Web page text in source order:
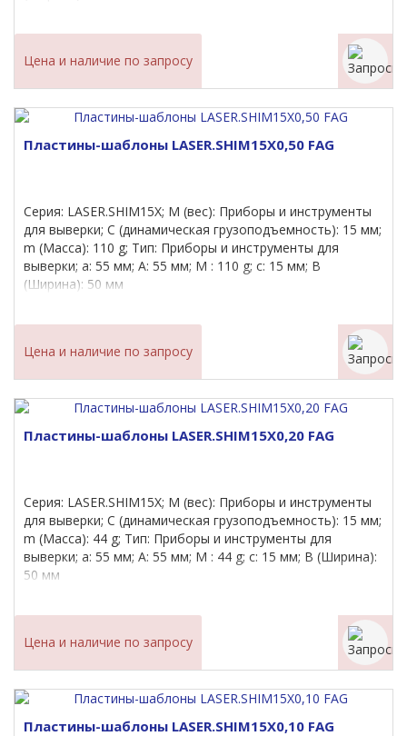
Цена и наличие по запросу
Пластины-шаблоны LASER.SHIM15X0,50 FAG
Серия: LASER.SHIM15X; M (вес): Приборы и инструменты
для выверки; C (динамическая грузоподъемность): 15 мм;
m (Масса): 110 g; Тип: Приборы и инструменты для
выверки; a: 55 мм; A: 55 мм; M : 110 g; c: 15 мм; B
(Ширина): 50 мм
Цена и наличие по запросу
Пластины-шаблоны LASER.SHIM15X0,20 FAG
Серия: LASER.SHIM15X; M (вес): Приборы и инструменты
для выверки; C (динамическая грузоподъемность): 15 мм;
m (Масса): 44 g; Тип: Приборы и инструменты для
выверки; a: 55 мм; A: 55 мм; M : 44 g; c: 15 мм; B (Ширина):
50 мм
Цена и наличие по запросу
Пластины-шаблоны LASER.SHIM15X0,10 FAG